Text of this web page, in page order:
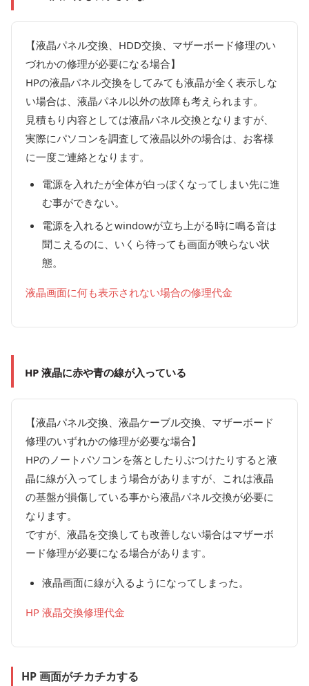
【液晶パネル交換、HDD交換、マザーボード修理のい
づれかの修理が必要になる場合】
HPの液晶パネル交換をしてみても液晶が全く表示しな
い場合は、液晶パネル以外の故障も考えられます。
見積もり内容としては液晶パネル交換となりますが、
実際にパソコンを調査して液晶以外の場合は、お客様
に一度ご連絡となります。
電源を入れたが全体が白っぽくなってしまい先に進
む事ができない。
電源を入れるとwindowが立ち上がる時に鳴る音は
聞こえるのに、いくら待っても画面が映らない状
態。
液晶画面に何も表示されない場合の修理代金
HP 液晶に赤や青の線が入っている
【液晶パネル交換、液晶ケーブル交換、マザーボード
修理のいずれかの修理が必要な場合】
HPのノートパソコンを落としたりぶつけたりすると液
晶に線が入ってしまう場合がありますが、これは液晶
の基盤が損傷している事から液晶パネル交換が必要に
なります。
ですが、液晶を交換しても改善しない場合はマザーボ
ード修理が必要になる場合があります。
液晶画面に線が入るようになってしまった。
HP 液晶交換修理代金
HP 画面がチカチカする